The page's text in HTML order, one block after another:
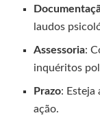
laudos
Assessoria:
inquéritos
Prazo: Esteja
ação.